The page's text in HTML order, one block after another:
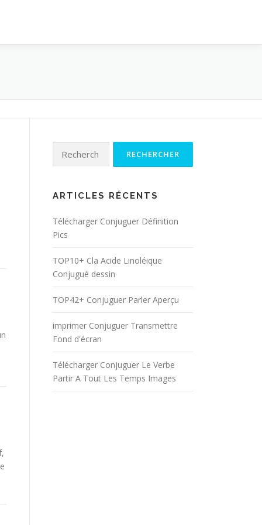
Rechercher :
ARTICLES RÉCENTS
Télécharger Conjuguer Définition
Pics
TOP10+ Cla Acide Linoléique
Conjugué dessin
TOP42+ Conjuguer Parler Aperçu
imprimer Conjuguer Transmettre
Fond d'écran
Télécharger Conjuguer Le Verbe
Partir A Tout Les Temps Images